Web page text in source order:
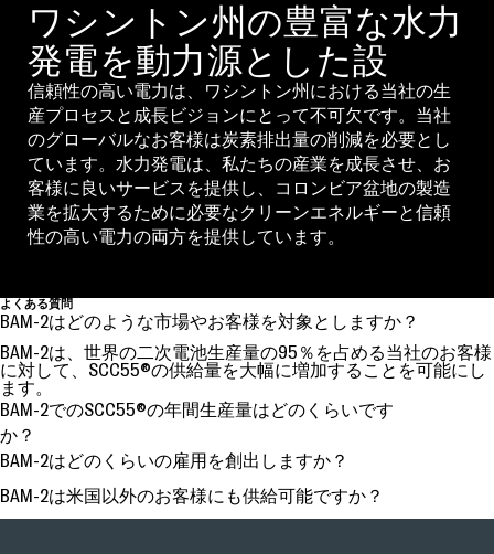
ワシントン州の豊富な水力
発電を動力源とした設
信頼性の高い電力は、ワシントン州における当社の生
産プロセスと成長ビジョンにとって不可欠です。当社
のグローバルなお客様は炭素排出量の削減を必要とし
ています。水力発電は、私たちの産業を成長させ、お
客様に良いサービスを提供し、コロンビア盆地の製造
業を拡大するために必要なクリーンエネルギーと信頼
性の高い電力の両方を提供しています。
よくある質問
BAM-2はどのような市場やお客様を対象としますか？
BAM-2は、世界の二次電池生産量の95％を占める当社のお客様
に対して、SCC55®の供給量を大幅に増加することを可能にし
ます。
BAM-2でのSCC55®の年間生産量はどのくらいです
か？
BAM-2はどのくらいの雇用を創出しますか？
BAM-2は米国以外のお客様にも供給可能ですか？